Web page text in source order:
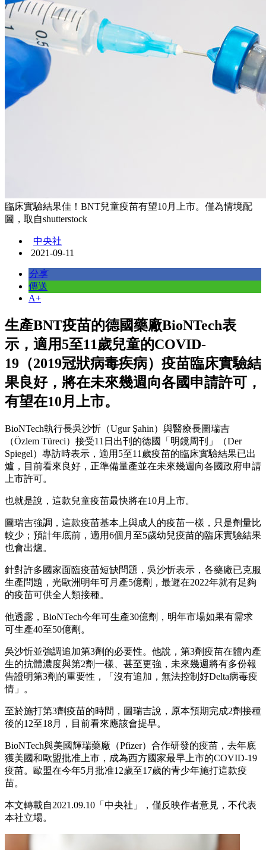
臨床實驗結果佳！BNT兒童疫苗有望10月上市。僅為情境配
圖，取自shutterstock
中央社
2021-09-11
分享
傳送
A+
生產BNT疫苗的德國藥廠BioNTech表
示，適用5至11歲兒童的COVID-
19（2019冠狀病毒疾病）疫苗臨床實驗結
果良好，將在未來幾週向各國申請許可，
有望在10月上市。
BioNTech執行長吳沙忻（Ugur Şahin）與醫療長圖瑞吉
（Özlem Türeci）接受11日出刊的德國「明鏡周刊」（Der
Spiegel）專訪時表示，適用5至11歲疫苗的臨床實驗結果已出
爐，目前看來良好，正準備量產並在未來幾週向各國政府申請
上市許可。
也就是說，這款兒童疫苗最快將在10月上市。
圖瑞吉強調，這款疫苗基本上與成人的疫苗一樣，只是劑量比
較少；預計年底前，適用6個月至5歲幼兒疫苗的臨床實驗結果
也會出爐。
針對許多國家面臨疫苗短缺問題，吳沙忻表示，各藥廠已克服
生產問題，光歐洲明年可月產5億劑，最遲在2022年就有足夠
的疫苗可供全人類接種。
他透露，BioNTech今年可生產30億劑，明年市場如果有需求
可生產40至50億劑。
吳沙忻並強調追加第3劑的必要性。他說，第3劑疫苗在體內產
生的抗體濃度與第2劑一樣、甚至更強，未來幾週將有多份報
告證明第3劑的重要性，「沒有追加，無法控制好Delta病毒疫
情」。
至於施打第3劑疫苗的時間，圖瑞吉說，原本預期完成2劑接種
後的12至18月，目前看來應該會提早。
BioNTech與美國輝瑞藥廠（Pfizer）合作研發的疫苗，去年底
獲美國和歐盟批准上市，成為西方國家最早上市的COVID-19
疫苗。歐盟在今年5月批准12歲至17歲的青少年施打這款疫
苗。
本文轉載自2021.09.10 「中央社」， 僅反映作者意見，不代表
本社立場。